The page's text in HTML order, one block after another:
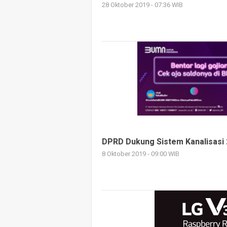
28 Oktober 2019 - 07:36 WIB
DPRD Dukung Sistem Kanalisasi
8 Oktober 2019 - 09:00 WIB